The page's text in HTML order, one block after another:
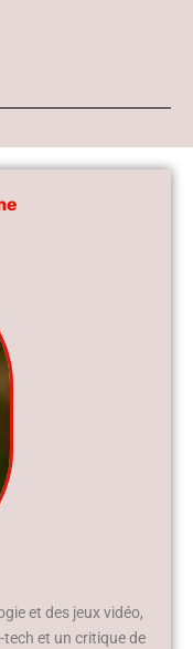
et des jeux vidéo,
et un critique de